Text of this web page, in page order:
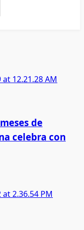
de
celebra con